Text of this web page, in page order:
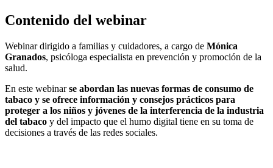
Contenido del webinar
Webinar dirigido a familias y cuidadores, a cargo de Mónica
Granados, psicóloga especialista en prevención y promoción de la
salud.
En este webinarse abordan las nuevas formas de consumo de
tabaco y se ofrece información y consejos prácticos para
proteger a los niños y jóvenes de la interferencia de la industria
del tabaco y del impacto que el humo digital tiene en su toma de
decisiones a través de las redes sociales.